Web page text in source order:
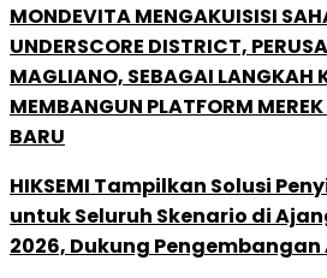
MONDEVITA MENGAKUISISI
UNDERSCORE DISTRICT,
MAGLIANO, SEBAGAI LANGKAH
MEMBANGUN PLATFORM
BARU
HIKSEMI Tampilkan Solusi
untuk Seluruh Skenario di
2026, Dukung